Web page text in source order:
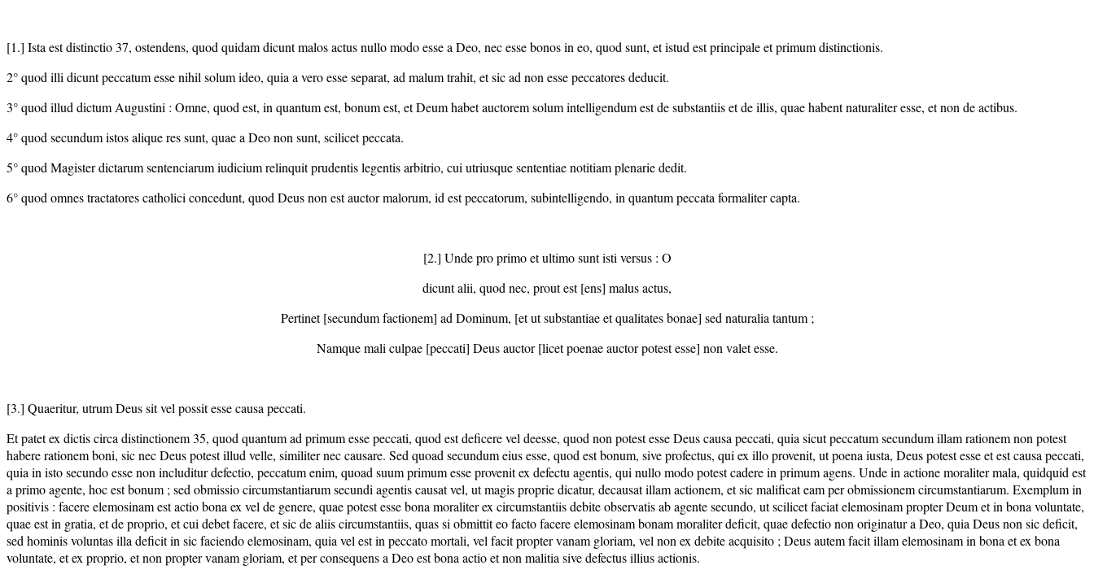
[1.] Ista est distinctio 37, ostendens, quod quidam dicunt malos actus nullo modo esse a Deo, nec esse bonos in eo, quod sunt, et istud est principale et primum distinctionis.
2° quod illi dicunt peccatum esse nihil solum ideo, quia a vero esse separat, ad malum trahit, et sic ad non esse peccatores deducit.
3° quod illud dictum Augustini : Omne, quod est, in quantum est, bonum est, et Deum habet auctorem solum intelligendum est de substantiis et de illis, quae habent naturaliter esse, et non de actibus.
4° quod secundum istos alique res sunt, quae a Deo non sunt, scilicet peccata.
5° quod Magister dictarum sentenciarum iudicium relinquit prudentis legentis arbitrio, cui utriusque sententiae notitiam plenarie dedit.
6° quod omnes tractatores catholici concedunt, quod Deus non est auctor malorum, id est peccatorum, subintelligendo, in quantum peccata formaliter capta.
[2.] Unde pro primo et ultimo sunt isti versus : O
dicunt alii, quod nec, prout est [ens] malus actus,
Pertinet [secundum factionem] ad Dominum, [et ut substantiae et qualitates bonae] sed naturalia tantum ;
Namque mali culpae [peccati] Deus auctor [licet poenae auctor potest esse] non valet esse.
[3.] Quaeritur, utrum Deus sit vel possit esse causa peccati.
Et patet ex dictis circa distinctionem 35, quod quantum ad primum esse peccati, quod est deficere vel deesse, quod non potest esse Deus causa peccati, quia sicut peccatum secundum illam rationem non potest
habere rationem boni, sic nec Deus potest illud velle, similiter nec causare. Sed quoad secundum eius esse, quod est bonum, sive profectus, qui ex illo provenit, ut poena iusta, Deus potest esse et est causa peccati,
quia in isto secundo esse non includitur defectio, peccatum enim, quoad suum primum esse provenit ex defectu agentis, qui nullo modo potest cadere in primum agens. Unde in actione moraliter mala, quidquid est
a primo agente, hoc est bonum ; sed obmissio circumstantiarum secundi agentis causat vel, ut magis proprie dicatur, decausat illam actionem, et sic malificat eam per obmissionem circumstantiarum. Exemplum in
positivis : facere elemosinam est actio bona ex vel de genere, quae potest esse bona moraliter ex circumstantiis debite observatis ab agente secundo, ut scilicet faciat elemosinam propter Deum et in bona voluntate,
quae est in gratia, et de proprio, et cui debet facere, et sic de aliis circumstantiis, quas si obmittit eo facto facere elemosinam bonam moraliter deficit, quae defectio non originatur a Deo, quia Deus non sic deficit,
sed hominis voluntas illa deficit in sic faciendo elemosinam, quia vel est in peccato mortali, vel facit propter vanam gloriam, vel non ex debite acquisito ; Deus autem facit illam elemosinam in bona et ex bona
voluntate, et ex proprio, et non propter vanam gloriam, et per consequens a Deo est bona actio et non malitia sive defectus illius actionis.